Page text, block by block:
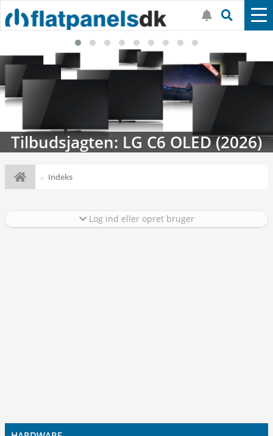
Streaming-kalenderen: Nyt i
Indeks
Log ind eller opret bruger